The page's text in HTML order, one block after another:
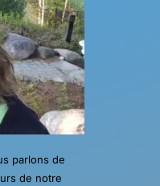
parlons de
de notre